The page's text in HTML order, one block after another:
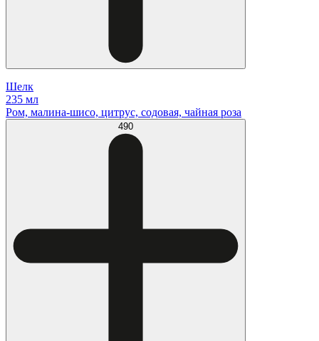
Шелк
235 мл
Ром, малина-шисо, цитрус, содовая, чайная роза
490